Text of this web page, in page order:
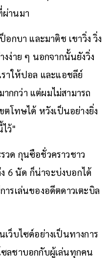
ผ่านมา
อกบา และมาติช เขาวิ่ง วิ่ง
ง่าย ๆ นอกจากนั้นยังวิ่ง
าให้ปอล และแอชลีย์
กกว่า แต่ผมไม่สามารถ
ตโทษได้ หวังเป็นอย่างยิ่ง
ว้"
ด กุนซือชั่วคราวชาว
ง 6 นัด ก็น่าจะบ่งบอกได้
รเล่นของอดีตดาวเตะบิล
ว็บไซด์อย่างเป็นทางการ
ซลชาบอกกับผู้เล่นทุกคน